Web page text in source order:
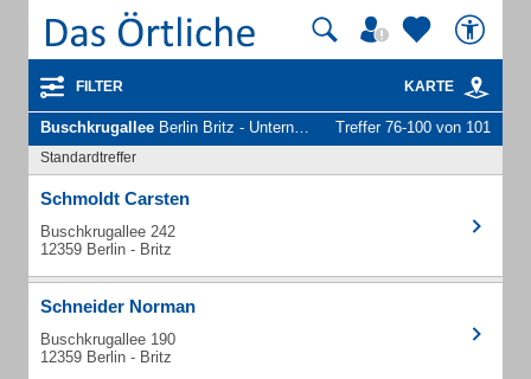
FILTER KARTE
Buschkrugallee Berlin Britz - Unternehmen und Personen Treffer 76-100 von 101
Standardtreffer
Schmoldt Carsten
Buschkrugallee 242
12359 Berlin - Britz
Schneider Norman
Buschkrugallee 190
12359 Berlin - Britz